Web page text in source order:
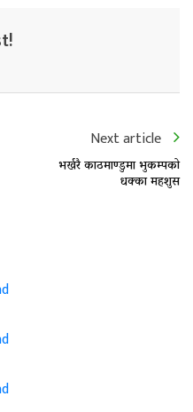
Next article
भर्खरै काठमाण्डुमा भुकम्पको
धक्का महशुस